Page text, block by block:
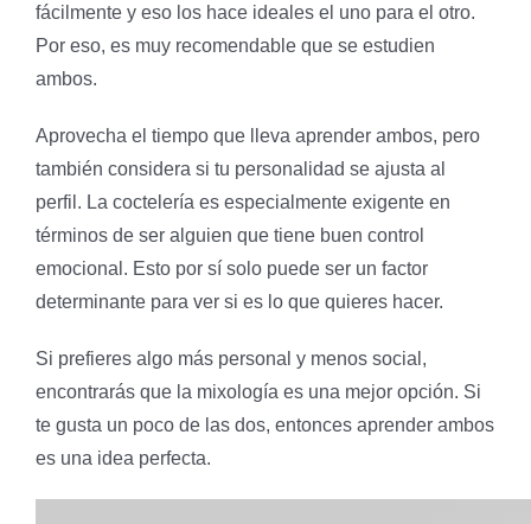
fácilmente y eso los hace ideales el uno para el otro.
Por eso, es muy recomendable que se estudien
ambos.
Aprovecha el tiempo que lleva aprender ambos, pero
también considera si tu personalidad se ajusta al
perfil. La coctelería es especialmente exigente en
términos de ser alguien que tiene buen control
emocional. Esto por sí solo puede ser un factor
determinante para ver si es lo que quieres hacer.
Si prefieres algo más personal y menos social,
encontrarás que la mixología es una mejor opción. Si
te gusta un poco de las dos, entonces aprender ambos
es una idea perfecta.